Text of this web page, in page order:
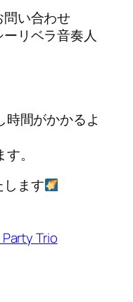
問い合わせ
リベラ音奏人
時間がかかるよ
。
します
Party Trio